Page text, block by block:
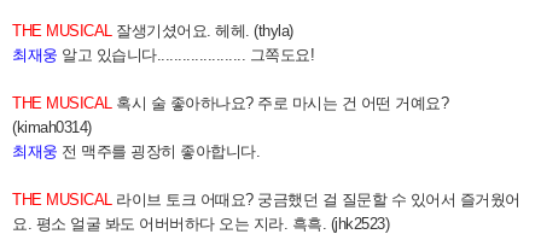
THE MUSICAL
잘생기셨어요. 헤헤. (thyla)
최재웅 알고 있습니다..................... 그쪽도요!
THE MUSICAL
혹시 술 좋아하나요? 주로 마시는 건 어떤 거예요?
(kimah0314)
최재웅 전 맥주를 굉장히 좋아합니다.
THE MUSICAL
라이브 토크 어때요? 궁금했던 걸 질문할 수 있어서 즐거웠어
요. 평소 얼굴 봐도 어버버하다 오는 지라. 흑흑. (jhk2523)